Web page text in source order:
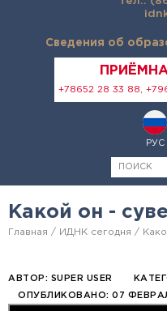
Сведения об
+78652 28 33 88,
РУС
Какой он -
Главная ИДНК сегодня
АВТОР: SUPER USER
ОПУБЛИКОВАНО: 07